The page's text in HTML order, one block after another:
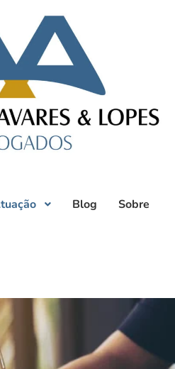
Blog Sobre